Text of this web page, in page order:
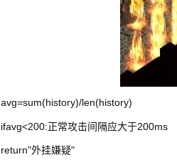
avg=sum(history)/len(history)
ifavg<200:正常攻击间隔应大于200ms
return"外挂嫌疑"